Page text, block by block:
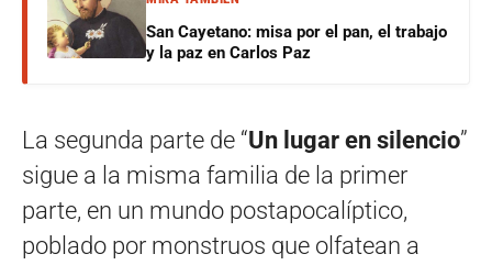
San Cayetano: misa por el pan, el trabajo
y la paz en Carlos Paz
La segunda parte de “Un lugar en silencio”
sigue a la misma familia de la primer
parte, en un mundo postapocalíptico,
poblado por monstruos que olfatean a